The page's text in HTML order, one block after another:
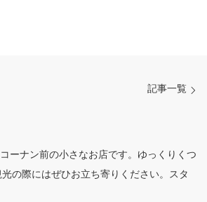
記事一覧
ーナン前の小さなお店です。ゆっくりくつ
の際にはぜひお立ち寄りください。スタ